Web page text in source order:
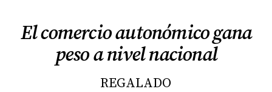
El comercio autonómico gana
peso a nivel nacional
REGALADO